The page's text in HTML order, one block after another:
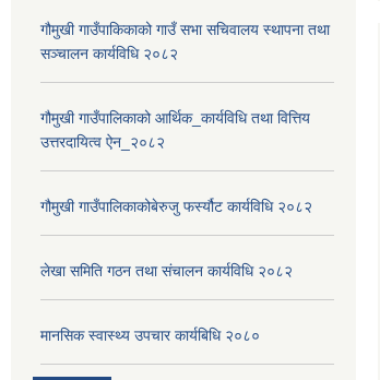
गौमुखी गाउँपाकिकाको गाउँ सभा सचिवालय स्थापना तथा
सञ्चालन कार्यविधि २०८२
गौमुखी गाउँपालिकाको आर्थिक_कार्यविधि तथा वित्तिय
उत्तरदायित्व ऐन_२०८२
गौमुखी गाउँपालिकाकोबेरुजु फर्स्यौट कार्यविधि २०८२
लेखा समिति गठन तथा संचालन कार्यविधि २०८२
मानसिक स्वास्थ्य उपचार कार्यबिधि २०८०